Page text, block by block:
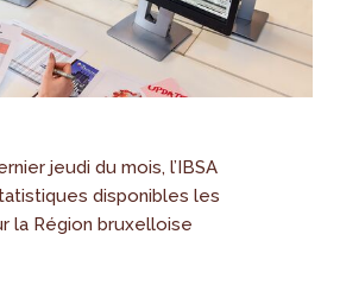
jeudi du mois, l’IBSA
disponibles les
la Région bruxelloise